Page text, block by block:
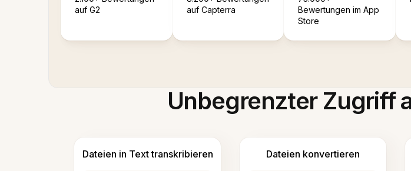
auf G2
auf Capterra
Bewertungen im App
Store
Unbegrenzter Zugriff
Dateien in Text transkribieren Dateien konvertieren